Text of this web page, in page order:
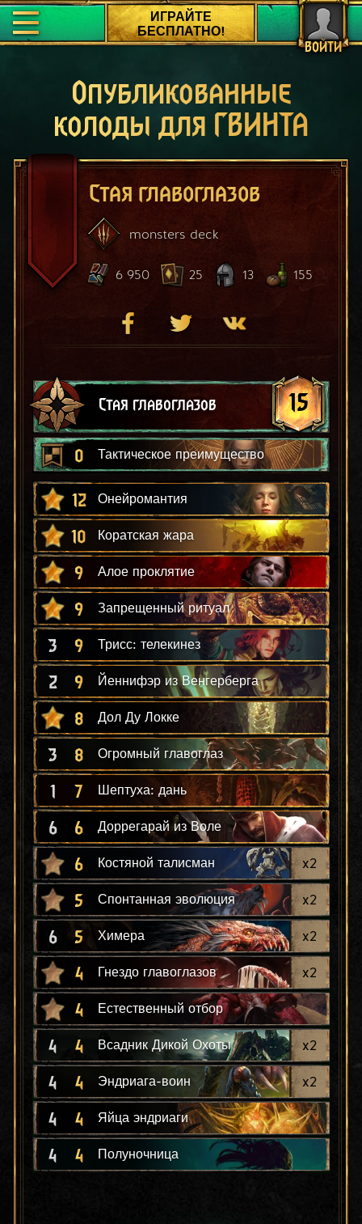
ВОЙТИ
ИГРАЙТЕ
БЕСПЛАТНО!
Опубликованные
колоды для ГВИНТА
Стая главоглазов
monsters deck
6 950 25 13 155
Стая главоглазов 15
0 Тактическое преимущество
12 Онейромантия
10 Коратская жара
9 Алое проклятие
9 Запрещенный ритуал
3 9 Трисс: телекинез
2 9 Йеннифэр из Венгерберга
8 Дол Ду Локке
3 8 Огромный главоглаз
1 7 Шептуха: дань
6 6 Доррегарай из Воле
6 Костяной талисман x2
5 Спонтанная эволюция x2
6 5 Химера x2
4 Гнездо главоглазов x2
4 Естественный отбор
4 4 Всадник Дикой Охоты x2
4 4 Эндриага-воин x2
4 4 Яйца эндриаги
4 4 Полуночница